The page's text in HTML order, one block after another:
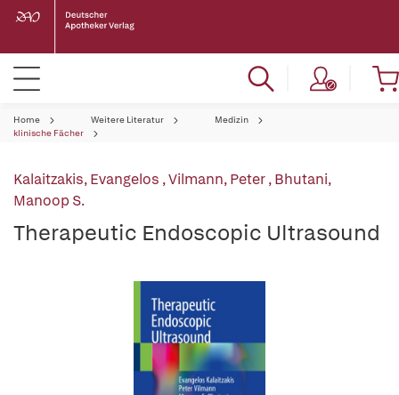
Home Weitere Literatur
Medizin
klinische Fächer
Kalaitzakis, Evangelos ,Vilmann, Peter,Bhutani,
Manoop S.
Therapeutic Endoscopic Ultrasound